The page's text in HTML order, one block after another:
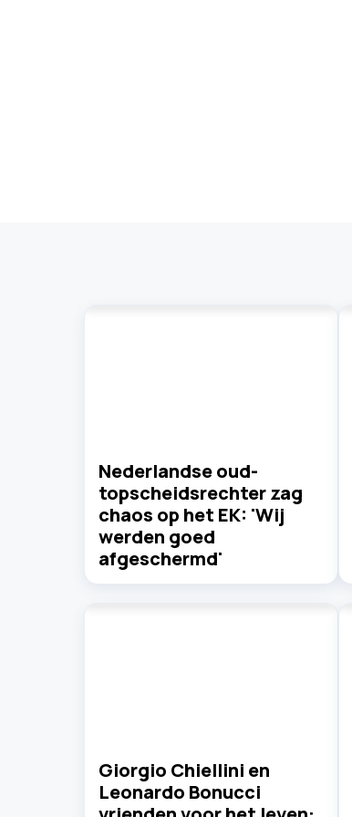
Nederlandse oud-
topscheidsrechter zag
chaos op het EK: 'Wij
werden goed
afgeschermd'
Giorgio Chiellini en
Leonardo Bonucci